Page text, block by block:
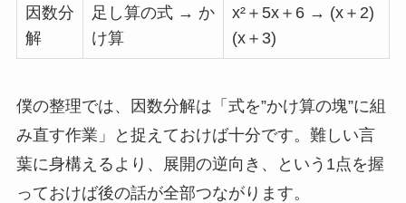
因数分
解
足し算の式 → か
け算
x²＋5x＋6 → (x＋2)
(x＋3)
僕の整理では、因数分解は「式を”かけ算の塊”に組
み直す作業」と捉えておけば十分です。難しい言
葉に身構えるより、展開の逆向き、という1点を握
っておけば後の話が全部つながります。